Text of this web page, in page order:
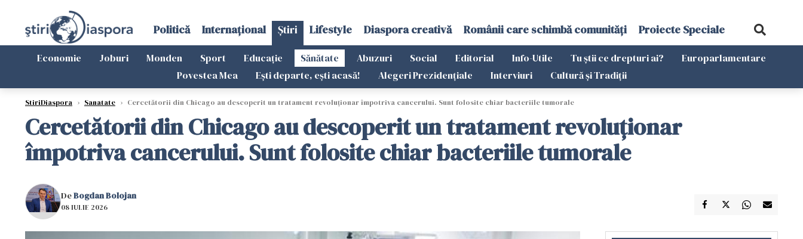
Politică Internațional Știri Lifestyle Diaspora creativă Românii care schimbă comunități Proiecte Speciale
Economie Joburi Monden Sport Educație Sănătate Abuzuri Social Editorial Info-Utile Tu știi ce drepturi ai?
Europarlamentare
Povestea Mea
Ești departe, ești acasă! Alegeri Prezidențiale Interviuri Cultură și Tradiții
StiriDiaspora › Sanatate › Cercetătorii din Chicago au descoperit un tratament revoluționar împotriva cancerului. Sunt folosite chiar bacteriile tumorale
Cercetătorii din Chicago au descoperit un tratament revoluționar
împotriva cancerului. Sunt folosite chiar bacteriile tumorale
DeBogdan Bolojan
08 IULIE 2026